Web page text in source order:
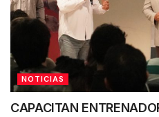
NOTICIAS
CAPACITAN